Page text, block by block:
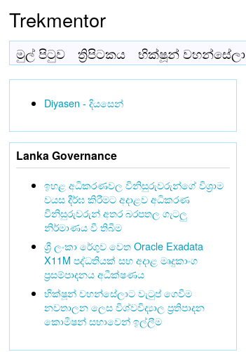
Trekmentor
මුල් පිටුව ත්‍රිපිටකය භික්ෂූන් වහන්සේලා
Diyasen - දියසෙන්
Lanka Governance
ඉහළ අධිකරණවල විනිසුරුවරුන්ගේ විශ්‍රාම
වයස දීර්ඝ කිරීමට අදාළව අධිකරණ
විනිසුරුවරුන් අතර බරපතල ගැටලු
නිර්මාණය වී තිබීම
ශ්‍රී ලංකා රේගුව වෙත Oracle Exadata
X11M පද්ධතියක් සහ අදාළ මෘදුකාංග
ප්‍රසම්පාදනය අධීක්ෂණය
භික්ෂූන් වහන්සේලාට වැටුප් ගෙවීම
නවතාලන ලෙස විශ්වවිද්‍යාල ප්‍රතිපාදන
කොමිෂන් සභාවෙන් ඉල්ලීම